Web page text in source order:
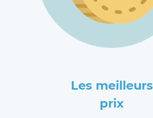
Les meilleurs
prix